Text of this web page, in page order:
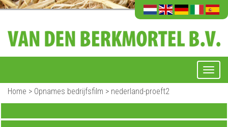
Home > Opnames bedrijfsfilm > nederland-proeft2